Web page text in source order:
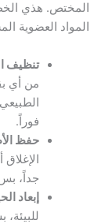
المختص. هذي
المواد العضوية
تنظيف
من أي
فوراً.
حفظ
جداً،
إبعاد